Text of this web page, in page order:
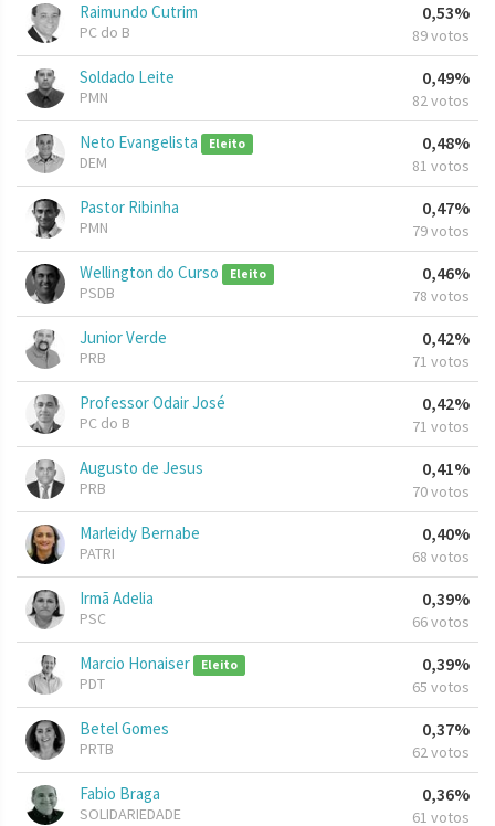
Raimundo Cutrim
PC do B
0,53%
89 votos
Soldado Leite
PMN
0,49%
82 votos
Neto Evangelista Eleito
DEM
0,48%
81 votos
Pastor Ribinha
PMN
0,47%
79 votos
Wellington do Curso Eleito
PSDB
0,46%
78 votos
Junior Verde
PRB
0,42%
71 votos
Professor Odair José
PC do B
0,42%
71 votos
Augusto de Jesus
PRB
0,41%
70 votos
Marleidy Bernabe
PATRI
0,40%
68 votos
Irmã Adelia
PSC
0,39%
66 votos
Marcio Honaiser Eleito
PDT
0,39%
65 votos
Betel Gomes
PRTB
0,37%
62 votos
Fabio Braga
SOLIDARIEDADE
0,36%
61 votos